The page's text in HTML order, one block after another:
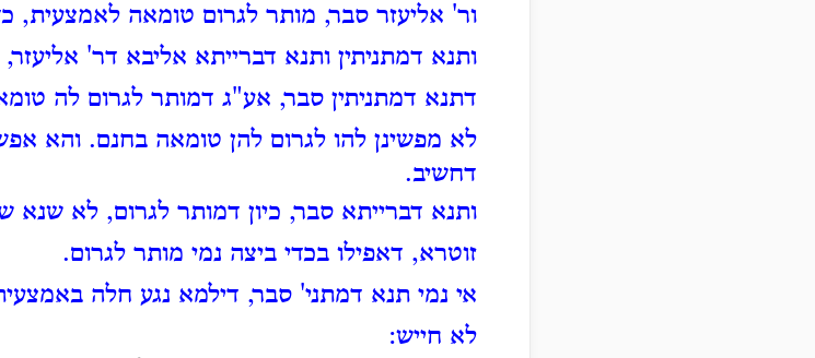
ור' אליעזר סבר, מותר לגרום טומאה לאמצעית,
ותנא דמתניתין ותנא דברייתא אליבא דר' אליעזר,
דתנא דמתניתין סבר, אע"ג דמותר לגרום לה
לא מפשינן להו לגרום להן טומאה בחנם. והא
דחשיב.
ותנא דברייתא סבר, כיון דמותר לגרום, לא שנא
זוטרא, דאפילו בכדי ביצה נמי מותר לגרום.
אי נמי תנא דמתני' סבר, דילמא נגע חלה
לא חייש: